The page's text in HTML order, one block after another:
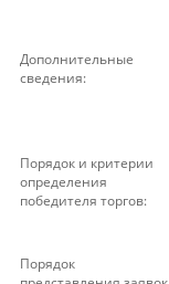
Дополнительные
сведения:
Порядок и критерии
определения
победителя торгов:
Порядок